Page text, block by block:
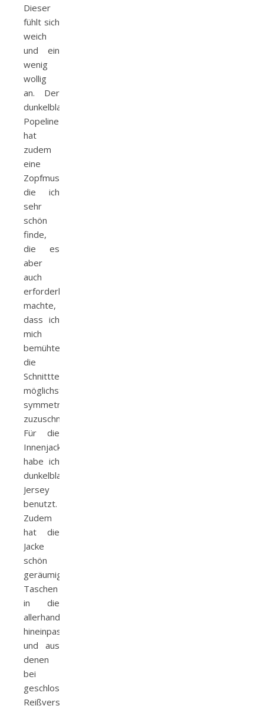
Dieser
fühlt sich
weich
und ein
wenig
wollig
an. Der
dunkelblaue
Popeline
hat
zudem
eine
Zopfmusterstruktur,
die ich
sehr
schön
finde,
die es
aber
auch
erforderlich
machte,
dass ich
mich
bemühte,
die
Schnittteile
möglichst
symmetrisch
zuzuschneiden.
Für die
Innenjacke
habe ich
dunkelblauen
Jersey
benutzt.
Zudem
hat die
Jacke
schön
geräumige
Taschen
in die
allerhand
hineinpasst
und aus
denen
bei
geschlossenem
Reißverschluss